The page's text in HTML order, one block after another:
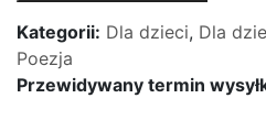
Kategorii: Dla dzieci, Dla
Poezja
Przewidywany termin